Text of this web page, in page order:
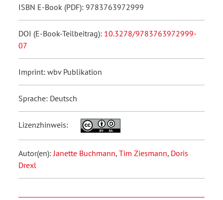
ISBN E-Book (PDF): 9783763972999
DOI (E-Book-Teilbeitrag): 10.3278/9783763972999-
07
Imprint: wbv Publikation
Sprache: Deutsch
Lizenzhinweis:
Autor(en): Janette Buchmann, Tim Ziesmann, Doris
Drexl